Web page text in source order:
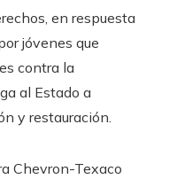
en respuesta
jóvenes que
contra la
al Estado a
y restauración.
Chevron-Texaco